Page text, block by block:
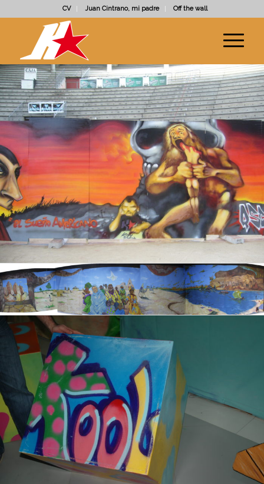
CV Juan Cintrano, mi padre Off the wall